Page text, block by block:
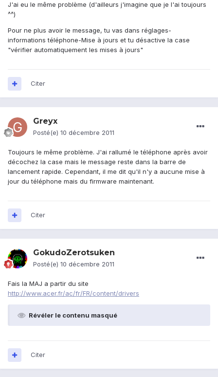
J'ai eu le même problème (d'ailleurs j'imagine que je l'ai toujours
^^)
Pour ne plus avoir le message, tu vas dans réglages-
informations téléphone-Mise à jours et tu désactive la case
"vérifier automatiquement les mises à jours"
Citer
Greyx
Posté(e) 10 décembre 2011
Toujours le même problème. J'ai rallumé le téléphone après avoir
décochez la case mais le message reste dans la barre de
lancement rapide. Cependant, il me dit qu'il n'y a aucune mise à
jour du téléphone mais du firmware maintenant.
Citer
GokudoZerotsuken
Posté(e) 10 décembre 2011
Fais la MAJ a partir du site
http://www.acer.fr/ac/fr/FR/content/drivers
Révéler le contenu masqué
Citer